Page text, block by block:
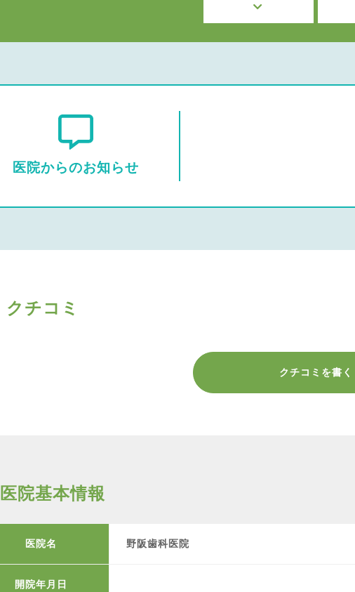
医院からのお知らせ
クチコミ
クチコミを書く
医院基本情報
医院名 野阪歯科医院
開院年月日